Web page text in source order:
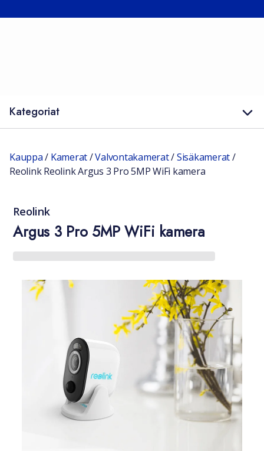
Kategoriat
Kauppa/ Kamerat/Valvontakamerat/Sisäkamerat/
Reolink Reolink Argus 3 Pro 5MP WiFi kamera
Reolink
Argus 3 Pro 5MP WiFi kamera